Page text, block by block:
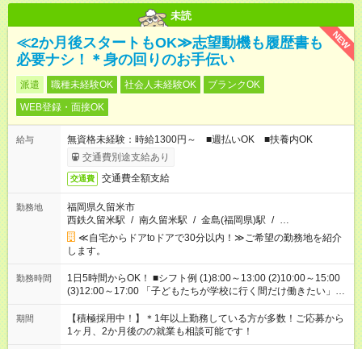
未読
NEW
≪2か月後スタートもOK≫志望動機も履歴書も
必要ナシ！＊身の回りのお手伝い
派遣 職種未経験OK 社会人未経験OK
ブランクOK
WEB登録・面接OK
給与
無資格未経験：時給1300円～ ■週払いOK ■扶養内OK
交通費別途支給あり
交通費 交通費全額支給
勤務地
福岡県久留米市
西鉄久留米駅 / 南久留米駅 / 金島(福岡県)駅 / …
≪自宅からドアtoドアで30分以内！≫ご希望の勤務地を紹介
します。
勤務時間
1日5時間からOK！ ■シフト例 (1)8:00～13:00 (2)10:00～15:00
(3)12:00～17:00 「子どもたちが学校に行く間だけ働きたい」
「余裕を持って夕飯の準備がしたい」 「午前中は働いて、午後
はプライベートの時間にしたい」 など、ご希望を教えてくださ
いね。 ※Wワーク希望の方へ 今ご覧のお仕事で希望する勤務時
間と、もう1つのお仕事の勤務時間。 合計で週40時間を超える
期間
【積極採用中！】＊1年以上勤務している方が多数！ご応募から
1ヶ月、2か月後のの就業も相談可能です！